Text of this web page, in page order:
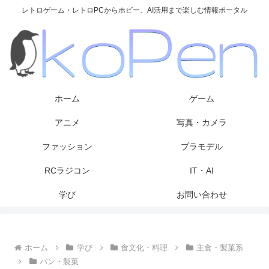
レトロゲーム・レトロPCからホビー、AI活用まで楽しむ情報ポータル
ホーム ゲーム
アニメ 写真・カメラ
ファッション プラモデル
RCラジコン IT・AI
学び お問い合わせ
ホーム 学び 食文化・料理
主食・製菓系
パン・製菓